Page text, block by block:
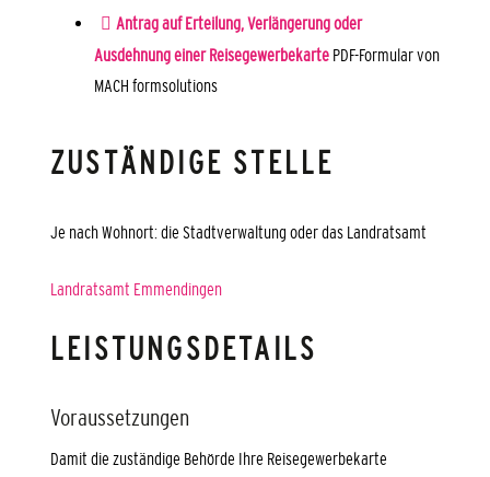
Antrag auf Erteilung, Verlängerung oder
Ausdehnung einer Reisegewerbekarte PDF-Formular von
MACH formsolutions
ZUSTÄNDIGE STELLE
Je nach Wohnort: die Stadtverwaltung oder das Landratsamt
Landratsamt Emmendingen
LEISTUNGSDETAILS
Voraussetzungen
Damit die zuständige Behörde Ihre Reisegewerbekarte